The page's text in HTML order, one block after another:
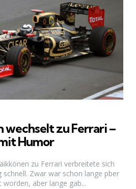
wechselt zu Ferrari –
Humor
zu Ferrari verbreitete sich
Zwar war schon lange pber
worden, aber lange gab...